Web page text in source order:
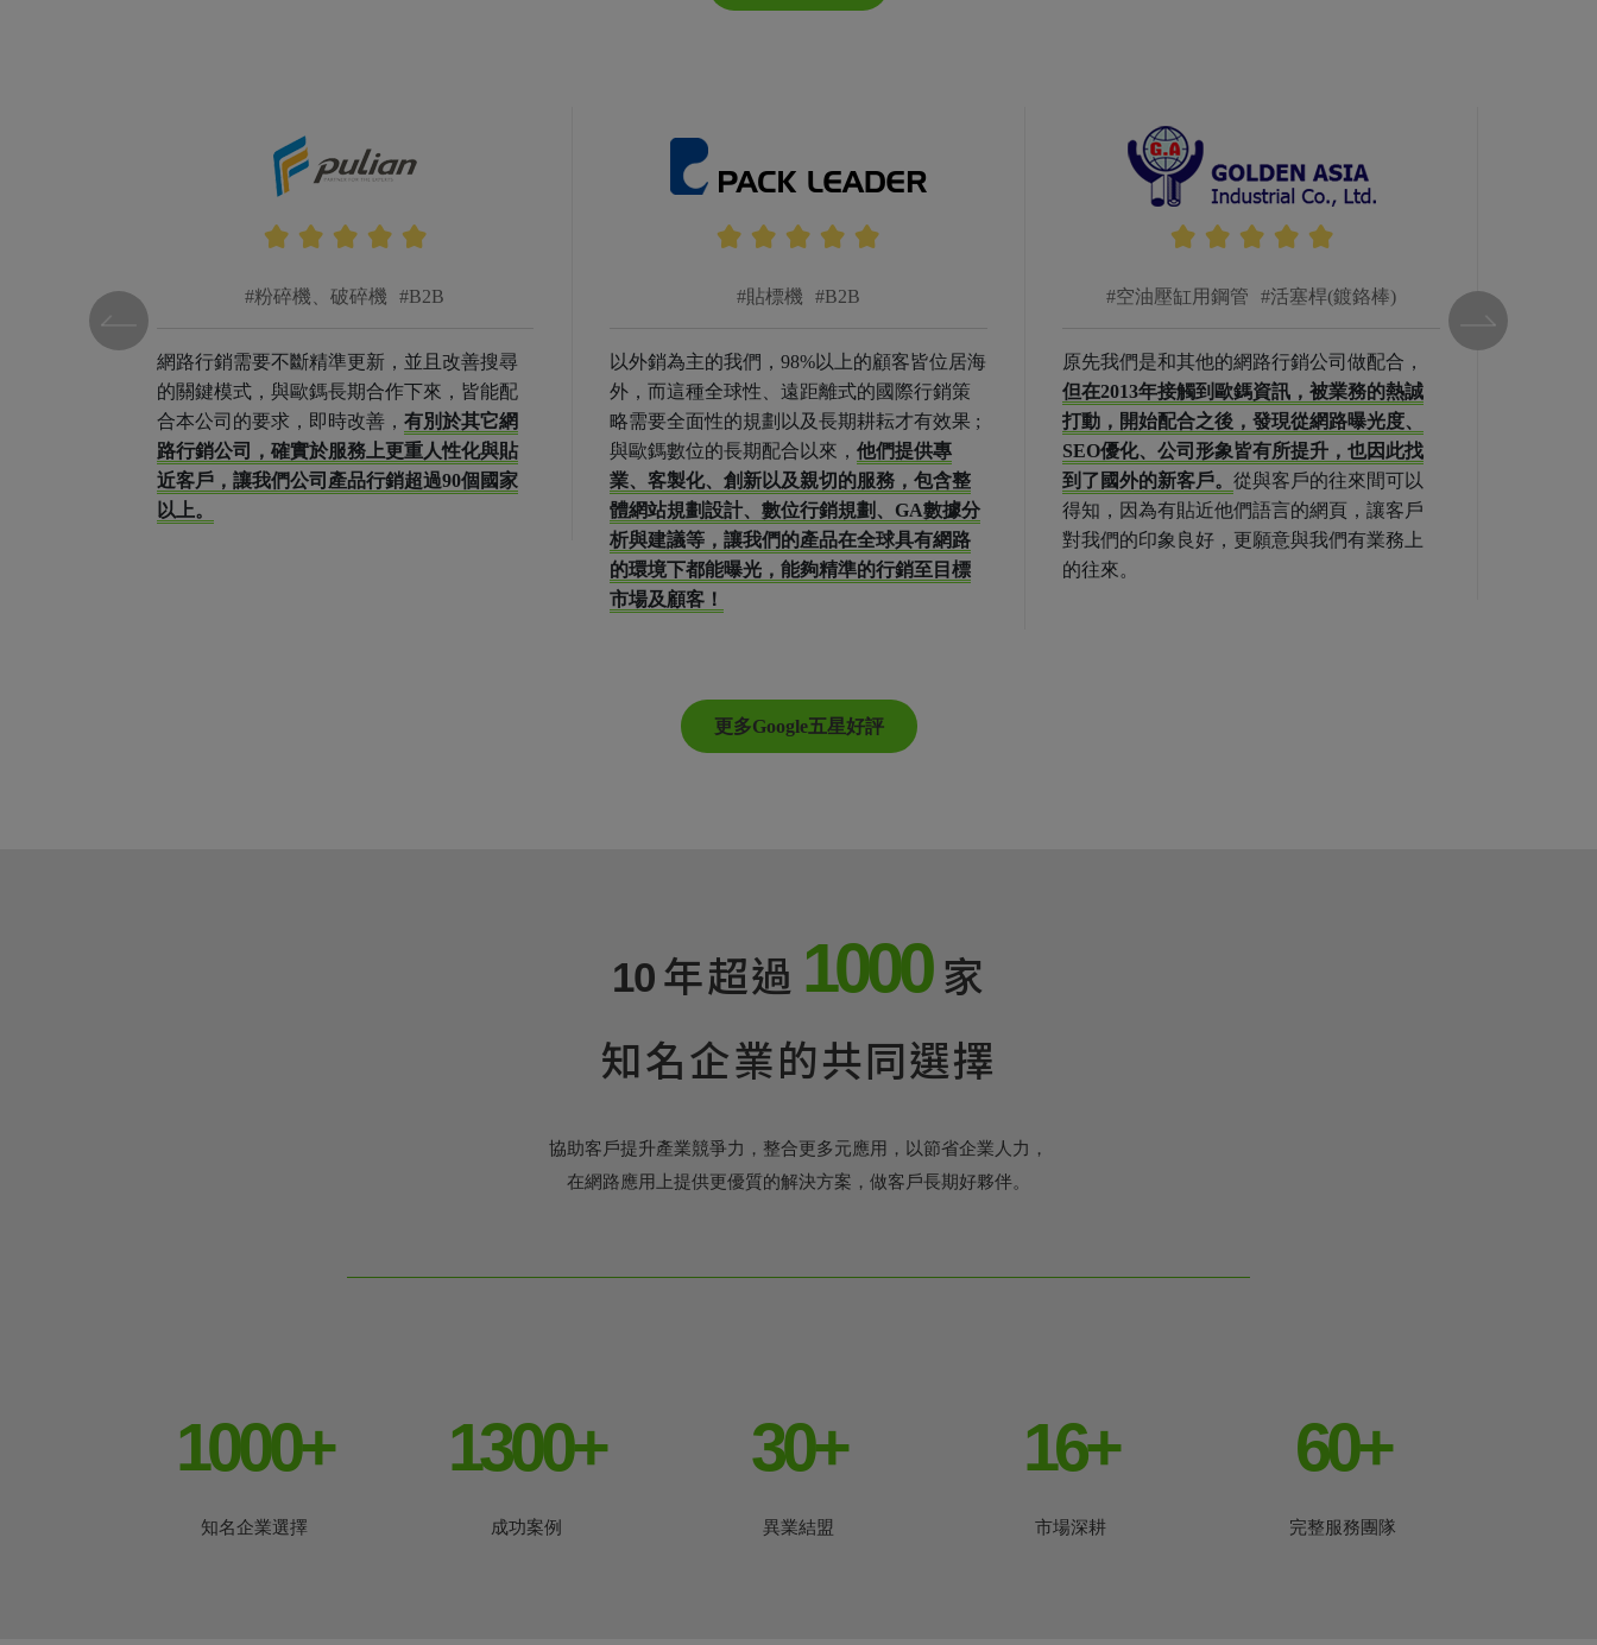
#粉碎機、破碎機 #B2B
網路行銷需要不斷精準更新，並且改善搜尋
的關鍵模式，與歐鎷長期合作下來，皆能配
合本公司的要求，即時改善， 有別於其它網
路行銷公司，確實於服務上更重人性化與貼
近客戶，讓我們公司產品行銷超過90個國家
以上。
#貼標機 #B2B
以外銷為主的我們，98%以上的顧客皆位居海
外，而這種全球性、遠距離式的國際行銷策
略需要全面性的規劃以及長期耕耘才有效果 ;
與歐鎷數位的長期配合以來，他們提供專
業、客製化、創新以及親切的服務，包含整
體網站規劃設計、數位行銷規劃、GA數據分
析與建議等，讓我們的產品在全球具有網路
的環境下都能曝光，能夠精準的行銷至目標
市場及顧客！
#空油壓缸用鋼管 #活塞桿(鍍鉻棒)
原先我們是和其他的網路行銷公司做配合，
但在2013年接觸到歐鎷資訊，被業務的熱誠
打動，開始配合之後，發現從網路曝光度、
SEO優化、公司形象皆有所提升，也因此找
到了國外的新客戶。從與客戶的往來間可以
得知，因為有貼近他們語言的網頁，讓客戶
對我們的印象良好，更願意與我們有業務上
的往來。
更多Google五星好評
10 年超過 1000 家
知名企業的共同選擇
協助客戶提升產業競爭力，整合更多元應用，以節省企業人力，
在網路應用上提供更優質的解決方案，做客戶長期好夥伴。
1000+
知名企業選擇
1300+
成功案例
30+
異業結盟
16+
市場深耕
60+
完整服務團隊